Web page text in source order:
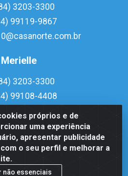
próprios e de
uma experiência
apresentar publicidade
o seu perfil e melhorar a
não essenciais
3203-3300
99119-9867
Merielle
3203-3300
99108-4408
Mário Câmara, 1815 - Dix-
RN - CEP 59054-600 - CNPJ
0001-51